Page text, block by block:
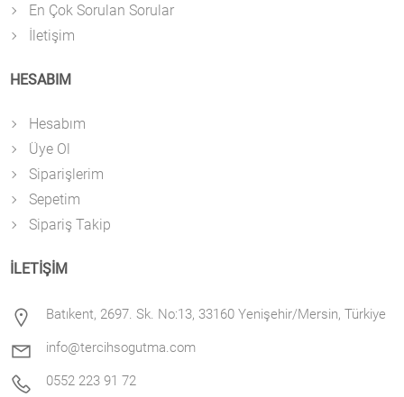
En Çok Sorulan Sorular
İletişim
HESABIM
Hesabım
Üye Ol
Siparişlerim
Sepetim
Sipariş Takip
İLETİŞİM
Batıkent, 2697. Sk. No:13, 33160 Yenişehir/Mersin, Türkiye
info@tercihsogutma.com
0552 223 91 72